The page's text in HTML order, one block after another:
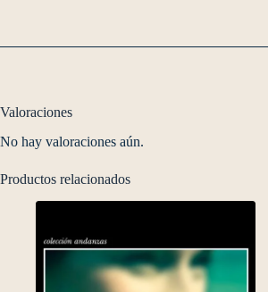
Valoraciones
No hay valoraciones aún.
Productos relacionados